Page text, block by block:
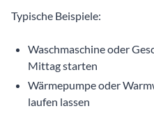
Typische Beispiele:
Waschmaschine oder
Mittag starten
Wärmepumpe oder
laufen lassen